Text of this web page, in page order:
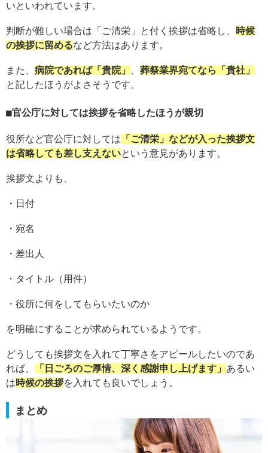
いといわれています。
判断が難しい場合は「ご清栄」と付く挨拶は省略し、
時候
の挨拶に留めるなど方法はあります。
また、 病院であれば「貴院」
葬祭業界宛てなら「貴社」
と記したほうがよさそうです。
官公庁に対しては挨拶を省略したほうが親切
役所など官公庁に対しては 「ご清栄」などが入った挨拶文
は省略しても差し支えないという意見があります。
挨拶文よりも、
・日付
・宛名
・差出人
・タイトル（用件）
・役所に何をしてもらいたいのか
を明確にすることが求められているようです。
どうしても挨拶文を入れて丁寧さをアピールしたいのであ
れば、
「日ごろのご厚情、深く感謝申し上げます」 あるい
は時候の挨拶を入れても良いでしょう。
まとめ